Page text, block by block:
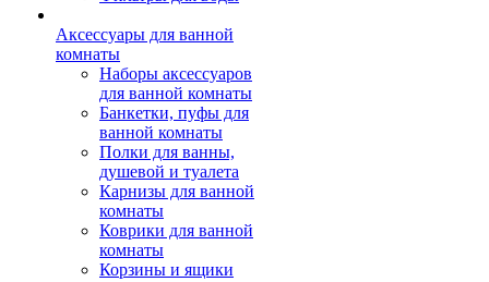
Аксессуары для ванной
комнаты
Наборы аксессуаров
для ванной комнаты
Банкетки, пуфы для
ванной комнаты
Полки для ванны,
душевой и туалета
Карнизы для ванной
комнаты
Коврики для ванной
комнаты
Корзины и ящики